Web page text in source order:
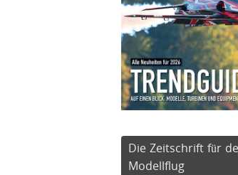
Die Zeitschrift für
Modellflug